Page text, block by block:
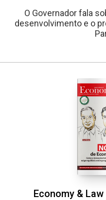
O Governador fala
desenvolvimento e o
Economy & Law
Facebook